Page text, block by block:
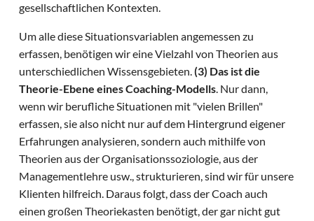
gesellschaftlichen Kontexten.
Um alle diese Situationsvariablen angemessen zu
erfassen, benötigen wir eine Vielzahl von Theorien aus
unterschiedlichen Wissensgebieten.(3) Das ist die
Theorie-Ebene eines Coaching-Modells. Nur dann,
wenn wir berufliche Situationen mit "vielen Brillen"
erfassen, sie also nicht nur auf dem Hintergrund eigener
Erfahrungen analysieren, sondern auch mithilfe von
Theorien aus der Organisationssoziologie, aus der
Managementlehre usw., strukturieren, sind wir für unsere
Klienten hilfreich. Daraus folgt, dass der Coach auch
einen großen Theoriekasten benötigt, der gar nicht gut